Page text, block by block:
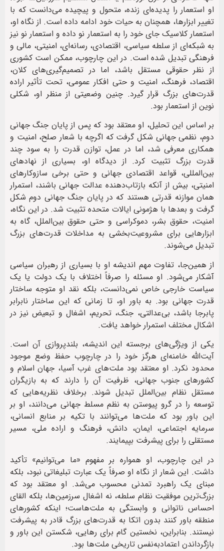
او استعمار را پدیده‌ای زنده، متحول و پیچیده می‌دانست که با
تغییر ابزارها، همچنان به حیات خود ادامه داده است. از نگاه او،
استعمار کلاسیک جای خود را به استعمار نو داده و استعمار نو نیز
به شبکه‌ای از سلطه سیاسی، اقتصادی، رسانه‌ای، امنیتی، مالی و
فرهنگی تبدیل شده است. در این چارچوب، ممکن است کشوری
از نظر حقوقی مستقل باشد، اما در تصمیم‌گیری‌های کلان،
اقتصاد، فرهنگ، امنیت و حتی افکار عمومی، تحت تأثیر اراده
قدرت‌های بزرگ قرار گیرد. چنین وضعیتی از منظر او، شکلی
نوین از استعمار بود.
بر اساس این تحلیل، او معتقد بود که پس از پایان جنگ جهانی
دوم، نظمی جهانی شکل گرفت که اگرچه با شعار صلح، امنیت و
همکاری معرفی شد، اما در عمل، توازن قدرت را به سود چند
قدرت بزرگ تثبیت کرد. از دیدگاه او، بسیاری از نهادهای
بین‌المللی، قواعد اقتصادی جهانی و حتی برخی سازوکارهای
امنیتی، بیش از آنکه بازتاب‌دهنده عدالت جهانی باشند، استمرار
همان موازنه قدرتی هستند که در پایان جنگ جهانی دوم شکل
گرفت و بعدها با هژمونی ایالات متحده تثبیت شد. در این نگاه،
امنیت، حقوق بشر، دموکراسی و حتی حقوق بین‌الملل، گاه به
ابزارهایی برای مشروعیت‌بخشی به مداخلات قدرت‌های بزرگ
تبدیل می‌شوند.
از همین‌جا، تفاوت مهم اندیشه او با بسیاری از رهبران سیاسی
آشکار می‌شود. او مسئله را صرفاً اختلاف با یک دولت یا یک
سیاست خارجی خاص نمی‌دانست، بلکه نقد او متوجه ساختار
قدرت جهانی بود. به باور او، تا زمانی که این ساختار نابرابر
پابرجا باشد، بی‌عدالتی، جنگ، تحریم، اشغال و تبعیض نیز در
اشکال مختلف استمرار خواهد یافت.
یکی از ویژگی‌های برجسته این اندیشه، بلندپروازی آن است.
آیت‌الله خامنه‌ای هرگز خود را در چارچوب حفظ وضع موجود
محدود نکرد. او معتقد بود ملت‌های غرب آسیا، جهان اسلام و
کشورهای جنوب جهانی، ظرفیت آن را دارند که به بازیگران
مستقل نظام بین‌الملل تبدیل شوند. برخلاف نظریه‌هایی که
توسعه را در گرو پیوستن به نظم مسلط جهانی می‌دانند، او بر
این باور بود که ملت‌ها می‌توانند با تکیه بر منابع انسانی،
سرمایه اجتماعی، ایمان، دانش، فرهنگ و اراده ملی، مسیر
مستقلی را برای پیشرفت بپیمایند.
در این چارچوب، او همواره بر مفهوم «ما می‌توانیم» تأکید
داشت. این شعار از نگاه او صرفاً یک عبارت تبلیغاتی نبود، بلکه
مبنای یک راهبرد تمدنی محسوب می‌شد. او معتقد بود که
بزرگ‌ترین موفقیت نظام سلطه، نه اشغال سرزمین‌ها، بلکه القای
احساس ناتوانی و وابستگی به ملت‌هاست؛ اینکه کشورهای
منطقه باور کنند بدون اتکا به قدرت‌های بزرگ قادر به پیشرفت
نیستند. بنابراین، نخستین گام برای رهایی، شکستن این باور و
بازگرداندن اعتمادبه‌نفس تاریخی ملت‌ها بود.